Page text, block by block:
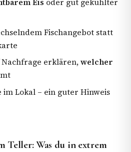
Eis oder gut gekühlter
Fischangebot statt
Nachfrage erklären,welcher
im Lokal – ein guter Hinweis
Teller: Was du in extrem